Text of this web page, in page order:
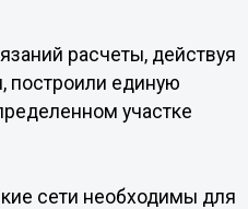
расчеты, действуя
построили единую
участке
сети необходимы для